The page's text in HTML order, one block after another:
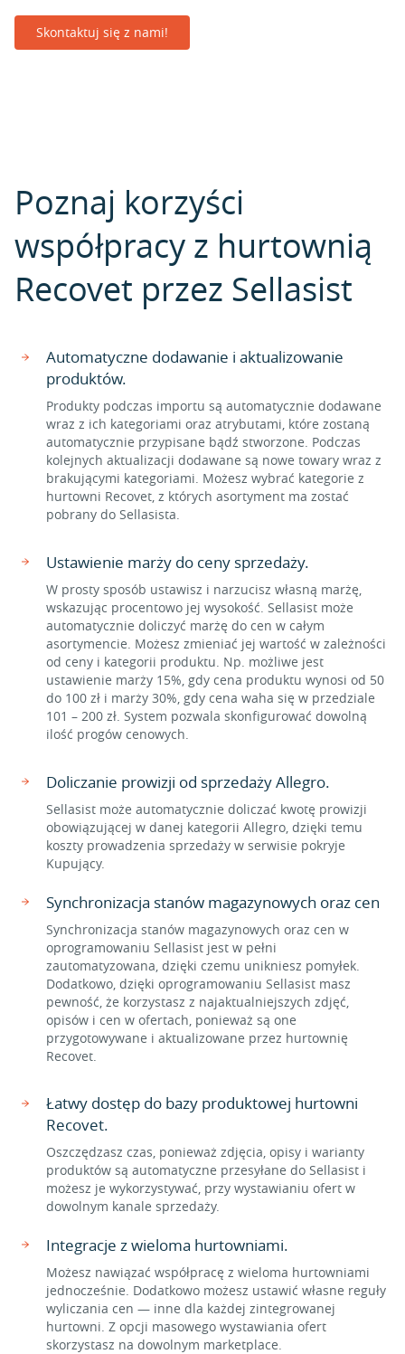
Skontaktuj się z nami!
Poznaj korzyści
współpracy z hurtownią
Recovet przez Sellasist
Automatyczne dodawanie i aktualizowanie
produktów.
Produkty podczas importu są automatycznie dodawane
wraz z ich kategoriami oraz atrybutami, które zostaną
automatycznie przypisane bądź stworzone. Podczas
kolejnych aktualizacji dodawane są nowe towary wraz z
brakującymi kategoriami. Możesz wybrać kategorie z
hurtowni Recovet, z których asortyment ma zostać
pobrany do Sellasista.
Ustawienie marży do ceny sprzedaży.
W prosty sposób ustawisz i narzucisz własną marżę,
wskazując procentowo jej wysokość. Sellasist może
automatycznie doliczyć marżę do cen w całym
asortymencie. Możesz zmieniać jej wartość w zależności
od ceny i kategorii produktu. Np. możliwe jest
ustawienie marży 15%, gdy cena produktu wynosi od 50
do 100 zł i marży 30%, gdy cena waha się w przedziale
101 – 200 zł. System pozwala skonfigurować dowolną
ilość progów cenowych.
Doliczanie prowizji od sprzedaży Allegro.
Sellasist może automatycznie doliczać kwotę prowizji
obowiązującej w danej kategorii Allegro, dzięki temu
koszty prowadzenia sprzedaży w serwisie pokryje
Kupujący.
Synchronizacja stanów magazynowych oraz cen
Synchronizacja stanów magazynowych oraz cen w
oprogramowaniu Sellasist jest w pełni
zautomatyzowana, dzięki czemu unikniesz pomyłek.
Dodatkowo, dzięki oprogramowaniu Sellasist masz
pewność, że korzystasz z najaktualniejszych zdjęć,
opisów i cen w ofertach, ponieważ są one
przygotowywane i aktualizowane przez hurtownię
Recovet.
Łatwy dostęp do bazy produktowej hurtowni
Recovet.
Oszczędzasz czas, ponieważ zdjęcia, opisy i warianty
produktów są automatyczne przesyłane do Sellasist i
możesz je wykorzystywać, przy wystawianiu ofert w
dowolnym kanale sprzedaży.
Integracje z wieloma hurtowniami.
Możesz nawiązać współpracę z wieloma hurtowniami
jednocześnie. Dodatkowo możesz ustawić własne reguły
wyliczania cen — inne dla każdej zintegrowanej
hurtowni. Z opcji masowego wystawiania ofert
skorzystasz na dowolnym marketplace.